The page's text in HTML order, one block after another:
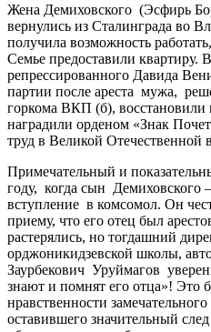
Жена Демиховского (Эсфирь
вернулись из Сталинграда во
получила возможность
Семье предоставили квартиру.
репрессированного Давида
партии после ареста мужа,
горкома ВКП (б), восстановили
наградили орденом «Знак
труд в Великой Отечественной
Примечательный и
году, когда сын Демиховского
вступление в комсомол. Он
приему, что его отец был
растерялись, но тогдашний
орджоникидзевской школы,
Заурбекович Уруймагов
знают и помнят его отца»! Это
нравственности
оставившего значительный